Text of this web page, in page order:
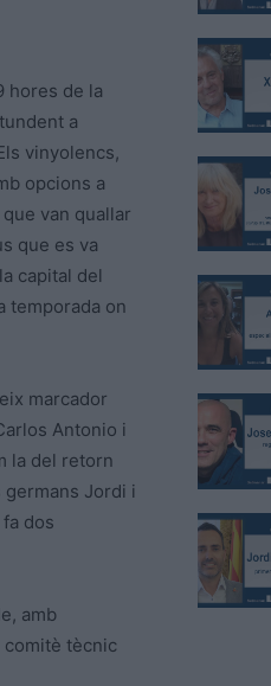
hores de la
a
vinyolencs,
opcions a
que van quallar
que es va
capital del
temporada on
marcador
Antonio i
la del retorn
germans Jordi i
dos
amb
comitè tècnic